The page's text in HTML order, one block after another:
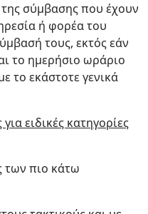
σύμβασης που έχουν
ή φορέα του
τους, εκτός εάν
το ημερήσιο ωράριο
το εκάστοτε γενικά
ειδικές κατηγορίες
των πιο κάτω